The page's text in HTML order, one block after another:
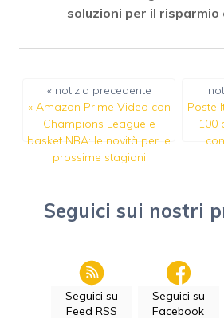
soluzioni per il
« notizia precedente
« Amazon Prime Video con
Champions League e
basket NBA: le novità per le
prossime stagioni
Poste
100
Seguici sui nostri
Seguici su
Feed RSS
Seguici su
Facebook